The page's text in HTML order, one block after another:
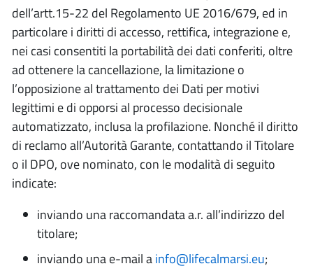
dell’artt.15-22 del Regolamento UE 2016/679, ed in
particolare i diritti di accesso, rettifica, integrazione e,
nei casi consentiti la portabilità dei dati conferiti, oltre
ad ottenere la cancellazione, la limitazione o
l’opposizione al trattamento dei Dati per motivi
legittimi e di opporsi al processo decisionale
automatizzato, inclusa la profilazione. Nonché il diritto
di reclamo all’Autorità Garante, contattando il Titolare
o il DPO, ove nominato, con le modalità di seguito
indicate:
inviando una raccomandata a.r. all’indirizzo del
titolare;
inviando una e-mail ainfo@lifecalmarsi.eu;